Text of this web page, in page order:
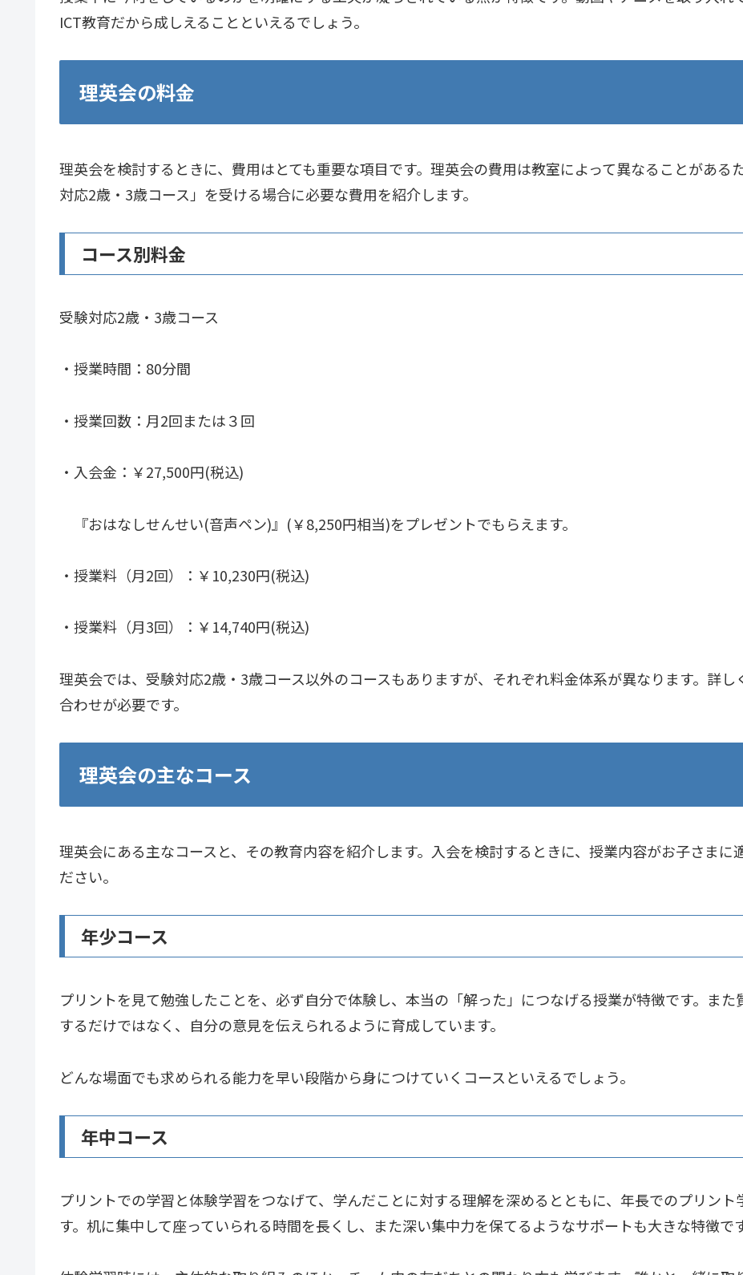
ICT教育だから成しえることといえるでしょう。
理英会の料金
理英会を検討するときに、費用はとても重要な項目です。理英会の費用は教室によって異なることがある
対応2歳・3歳コース」を受ける場合に必要な費用を紹介します。
コース別料金
受験対応2歳・3歳コース
・授業時間：80分間
・授業回数：月2回または３回
・入会金：￥27,500円(税込)
『おはなしせんせい(音声ペン)』(￥8,250円相当)をプレゼントでもらえます。
・授業料（月2回）：￥10,230円(税込)
・授業料（月3回）：￥14,740円(税込)
理英会では、受験対応2歳・3歳コース以外のコースもありますが、それぞれ料金体系が異なります。詳
合わせが必要です。
理英会の主なコース
理英会にある主なコースと、その教育内容を紹介します。入会を検討するときに、授業内容がお子さまに
ださい。
年少コース
プリントを見て勉強したことを、必ず自分で体験し、本当の「解った」につなげる授業が特徴です。ま
するだけではなく、自分の意見を伝えられるように育成しています。
どんな場面でも求められる能力を早い段階から身につけていくコースといえるでしょう。
年中コース
プリントでの学習と体験学習をつなげて、学んだことに対する理解を深めるとともに、年長でのプリン
す。机に集中して座っていられる時間を長くし、また深い集中力を保てるようなサポートも大きな特徴です